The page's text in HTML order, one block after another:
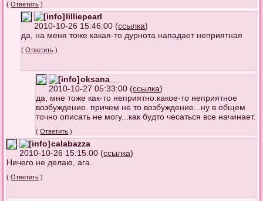
(Ответить )
lilliepearl
2010-10-26 15:46:00 (ссылка)
да, на меня тоже какая-то дурнота нападает неприятная
(Ответить )
oksana__
2010-10-27 05:33:00 (ссылка)
да, мне тоже как-то неприятно.какое-то неприятное
возбуждение. причем не то возбуждение...ну в общем
точно описать не могу...как будто чесаться все начинает.
(Ответить )
calabazza
2010-10-26 15:15:00 (ссылка)
Ничего не делаю, ага.
(Ответить )